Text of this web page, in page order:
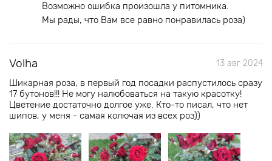
Возможно ошибка произошла у питомника.
Мы рады, что Вам все равно понравилась роза)
Volha 13 авг 2024
Шикарная роза, в первый год посадки распустилось сразу
17 бутонов!!! Не могу налюбоваться на такую красотку!
Цветение достаточно долгое уже. Кто-то писал, что нет
шипов, у меня - самая колючая из всех роз))